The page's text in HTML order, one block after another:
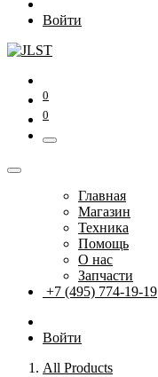
Войти
0
0
Главная
Магазин
Техника
Помощь
О нас
Запчасти
+7 (495) 774-19-19
Войти
All Products